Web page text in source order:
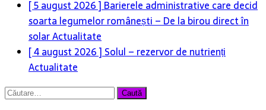
[ 5 august 2026 ] Barierele administrative care decid
soarta legumelor românești – De la birou direct în
solarActualitate
[ 4 august 2026 ] Solul – rezervor de nutrienți
Actualitate
Caută